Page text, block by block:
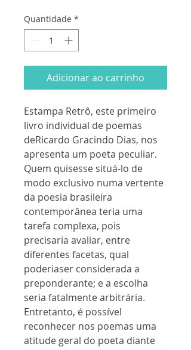
Quantidade *
Adicionar ao carrinho
Estampa Retrô, este primeiro
livro individual de poemas
deRicardo Gracindo Dias, nos
apresenta um poeta peculiar.
Quem quisesse situá-lo de
modo exclusivo numa vertente
da poesia brasileira
contemporânea teria uma
tarefa complexa, pois
precisaria avaliar, entre
diferentes facetas, qual
poderiaser considerada a
preponderante; e a escolha
seria fatalmente arbitrária.
Entretanto, é possível
reconhecer nos poemas uma
atitude geral do poeta diante